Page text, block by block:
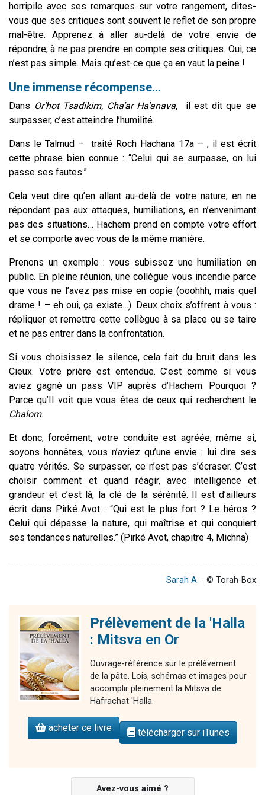
horripile avec ses remarques sur votre rangement, dites-
vous que ses critiques sont souvent le reflet de son propre
mal-être. Apprenez à aller au-delà de votre envie de
répondre, à ne pas prendre en compte ses critiques. Oui, ce
n’est pas simple. Mais qu’est-ce que ça en vaut la peine !
Une immense récompense...
Dans Or’hot Tsadikim, Cha’ar Ha’anava, il est dit que se
surpasser, c’est atteindre l’humilité.
Dans le Talmud – traité Roch Hachana 17a – , il est écrit
cette phrase bien connue : “Celui qui se surpasse, on lui
passe ses fautes.”
Cela veut dire qu’en allant au-delà de votre nature, en ne
répondant pas aux attaques, humiliations, en n’envenimant
pas des situations… Hachem prend en compte votre effort
et se comporte avec vous de la même manière.
Prenons un exemple : vous subissez une humiliation en
public. En pleine réunion, une collègue vous incendie parce
que vous ne l’avez pas mise en copie (ooohhh, mais quel
drame ! – eh oui, ça existe…). Deux choix s’offrent à vous :
répliquer et remettre cette collègue à sa place ou se taire
et ne pas entrer dans la confrontation.
Si vous choisissez le silence, cela fait du bruit dans les
Cieux. Votre prière est entendue. C’est comme si vous
aviez gagné un pass VIP auprès d’Hachem. Pourquoi ?
Parce qu’Il voit que vous êtes de ceux qui recherchent le
Chalom.
Et donc, forcément, votre conduite est agréée, même si,
soyons honnêtes, vous n’aviez qu’une envie : lui dire ses
quatre vérités. Se surpasser, ce n’est pas s’écraser. C’est
choisir comment et quand réagir, avec intelligence et
grandeur et c’est là, la clé de la sérénité. Il est d’ailleurs
écrit dans Pirké Avot : “Qui est le plus fort ? Le héros ?
Celui qui dépasse la nature, qui maîtrise et qui conquiert
ses tendances naturelles.” (Pirké Avot, chapitre 4, Michna)
Sarah A. - © Torah-Box
Prélèvement de la 'Halla
: Mitsva en Or
Ouvrage-référence sur le prélèvement
de la pâte. Lois, schémas et images pour
accomplir pleinement la Mitsva de
Hafrachat 'Halla.
acheter ce livre télécharger sur iTunes
Avez-vous aimé ?